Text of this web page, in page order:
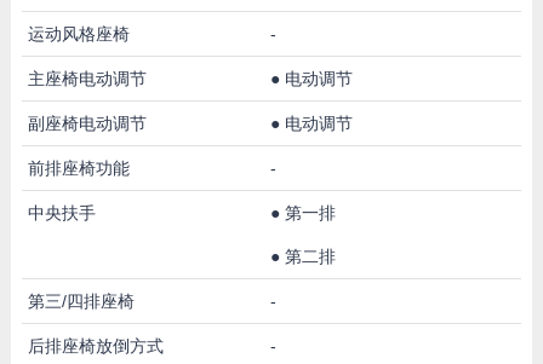
运动风格座椅 -
主座椅电动调节 ● 电动调节
副座椅电动调节 ● 电动调节
前排座椅功能 -
中央扶手 ● 第一排
● 第二排
第三/四排座椅 -
后排座椅放倒方式 -